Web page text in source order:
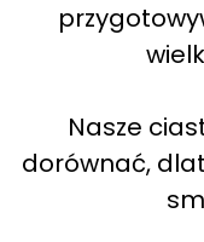
Nasze
dorównać,